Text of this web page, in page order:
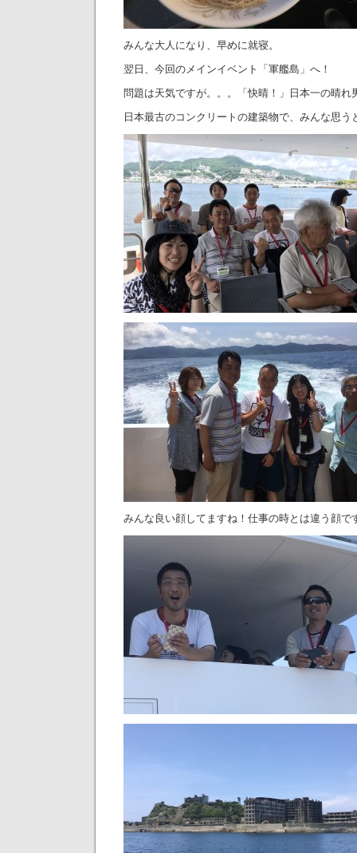
みんな大人になり、早めに就寝。
翌日、今回のメインイベント「軍艦島」へ！
問題は天気ですが。。。「快晴！」日本一の晴れ
日本最古のコンクリートの建築物で、みんな思う
みんな良い顔してますね！仕事の時とは違う顔で